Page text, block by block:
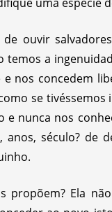
de ouvir
a
nos concedem
se tivéssemos
nunca nos
século? de
Ela